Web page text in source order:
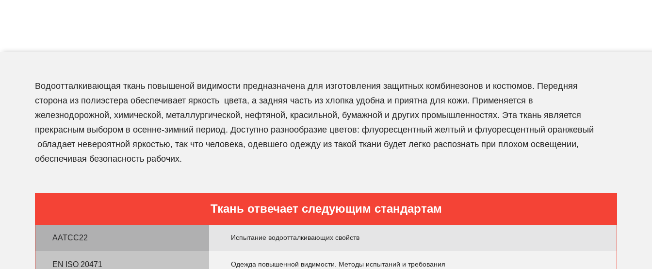
Водоотталкивающая ткань повышеной видимости предназначена для изготовления защитных комбинезонов и костюмов. Передняя
сторона из полиэстера обеспечивает яркость цвета, а задняя часть из хлопка удобна и приятна для кожи. Применяется в
железнодорожной, химической, металлургической, нефтяной, красильной, бумажной и других промышленностях. Эта ткань является
прекрасным выбором в осенне-зимний период. Доступно разнообразие цветов: флуоресцентный желтый и флуоресцентный оранжевый
обладает невероятной яркостью, так что человека, одевшего одежду из такой ткани будет легко распознать при плохом освещении,
обеспечивая безопасность рабочих.
Ткань отвечает следующим стандартам
AATCC22 Испытание водоотталкивающих свойств
EN ISO 20471 Одежда повышенной видимости. Методы испытаний и требования